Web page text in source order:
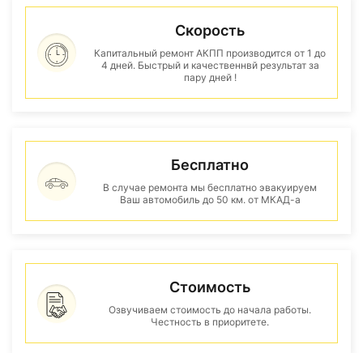
Скорость
Капитальный ремонт АКПП производится от 1 до
4 дней. Быстрый и качественнвй результат за
пару дней !
Бесплатно
В случае ремонта мы бесплатно эвакуируем
Ваш автомобиль до 50 км. от МКАД-а
Стоимость
Озвучиваем стоимость до начала работы.
Честность в приоритете.